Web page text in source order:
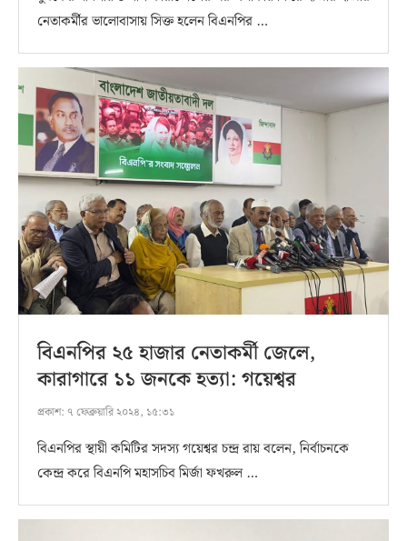
নেতাকর্মীর ভালোবাসায় সিক্ত হলেন বিএনপির …
বিএনপির ২৫ হাজার নেতাকর্মী জেলে,
কারাগারে ১১ জনকে হত্যা: গয়েশ্বর
প্রকাশ: ৭ ফেব্রুয়ারি ২০২৪, ১৫:৩১
বিএনপির স্থায়ী কমিটির সদস্য গয়েশ্বর চন্দ্র রায় বলেন, নির্বাচনকে
কেন্দ্র করে বিএনপি মহাসচিব মির্জা ফখরুল …